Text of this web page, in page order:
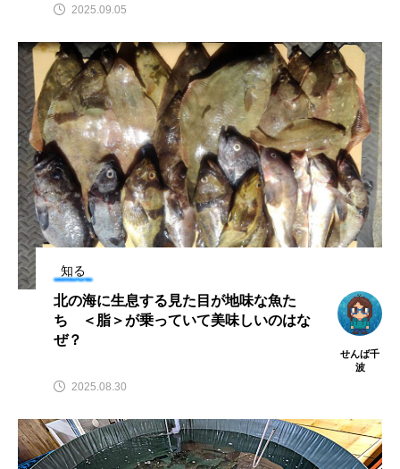
カレイ カワウソ
カワバタモロコ カワムツ ガラ・ルファ
キジハタ キス キチヌ キヌバリ
キビナゴ キュウリエソ キンメダイ
ギギ ギンザケ ギンザメ クエ
クサガメ クジラ クニマス クマノミ
クモギンポ
クロスジギンポ クロソイ クロダイ
グラミー
ケープペンギン ゲンゴロウ コイ
2025.09.05
知る
北の海に生息する見た目が地味な魚た
ち ＜脂＞が乗っていて美味しいのはな
ぜ？
せんば千
波
2025.08.30